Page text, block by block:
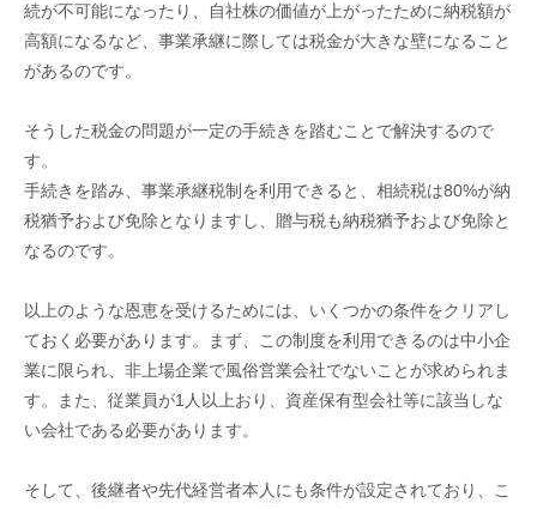
続が不可能になったり、自社株の価値が上がったために納税額が
高額になるなど、事業承継に際しては税金が大きな壁になること
があるのです。
そうした税金の問題が一定の手続きを踏むことで解決するので
す。
手続きを踏み、事業承継税制を利用できると、相続税は80%が納
税猶予および免除となりますし、贈与税も納税猶予および免除と
なるのです。
以上のような恩恵を受けるためには、いくつかの条件をクリアし
ておく必要があります。まず、この制度を利用できるのは中小企
業に限られ、非上場企業で風俗営業会社でないことが求められま
す。また、従業員が1人以上おり、資産保有型会社等に該当しな
い会社である必要があります。
そして、後継者や先代経営者本人にも条件が設定されており、こ